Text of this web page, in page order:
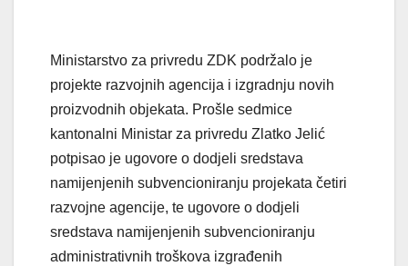
Ministarstvo za privredu ZDK podržalo je
projekte razvojnih agencija i izgradnju novih
proizvodnih objekata. Prošle sedmice
kantonalni Ministar za privredu Zlatko Jelić
potpisao je ugovore o dodjeli sredstava
namijenjenih subvencioniranju projekata četiri
razvojne agencije, te ugovore o dodjeli
sredstava namijenjenih subvencioniranju
administrativnih troškova izgrađenih